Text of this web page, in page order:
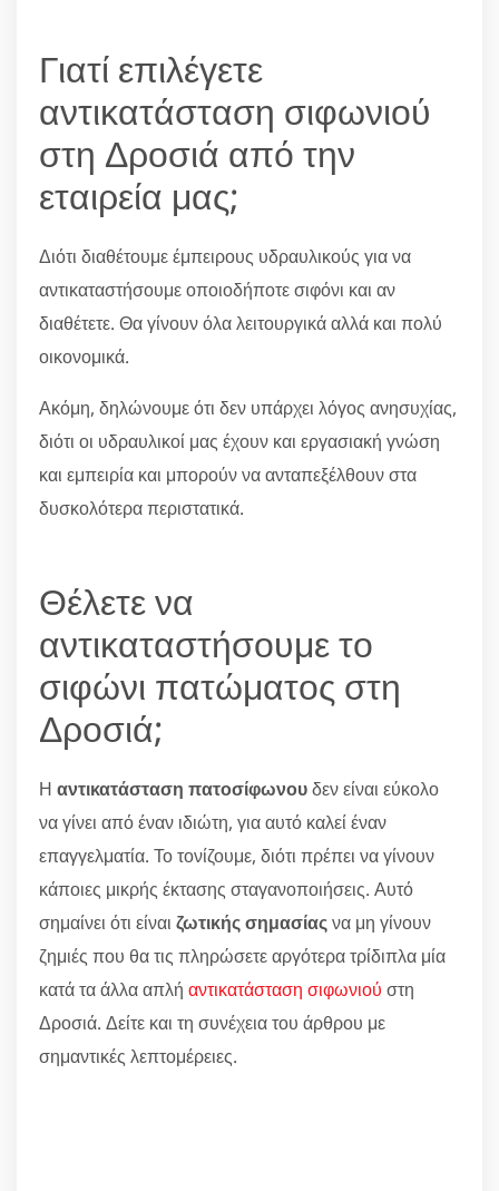
Γιατί επιλέγετε
αντικατάσταση σιφωνιού
στη Δροσιά από την
εταιρεία μας;
Διότι διαθέτουμε έμπειρους υδραυλικούς για να
αντικαταστήσουμε οποιοδήποτε σιφόνι και αν
διαθέτετε. Θα γίνουν όλα λειτουργικά αλλά και πολύ
οικονομικά.
Ακόμη, δηλώνουμε ότι δεν υπάρχει λόγος ανησυχίας,
διότι οι υδραυλικοί μας έχουν και εργασιακή γνώση
και εμπειρία και μπορούν να ανταπεξέλθουν στα
δυσκολότερα περιστατικά.
Θέλετε να
αντικαταστήσουμε το
σιφώνι πατώματος στη
Δροσιά;
Η αντικατάσταση πατοσίφωνουδεν είναι εύκολο
να γίνει από έναν ιδιώτη, για αυτό καλεί έναν
επαγγελματία. Το τονίζουμε, διότι πρέπει να γίνουν
κάποιες μικρής έκτασης σταγανοποιήσεις. Αυτό
σημαίνει ότι είναι ζωτικής σημασίαςνα μη γίνουν
ζημιές που θα τις πληρώσετε αργότερα τρίδιπλα μία
κατά τα άλλα απλή αντικατάσταση σιφωνιού στη
Δροσιά. Δείτε και τη συνέχεια του άρθρου με
σημαντικές λεπτομέρειες.